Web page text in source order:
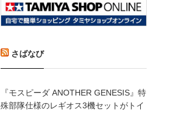
さばなび
『モスピーダ ANOTHER GENESIS』特
殊部隊仕様のレギオス3機セットがトイ